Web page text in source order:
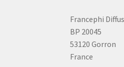
Francephi
BP 20045
53120 Gorron
France